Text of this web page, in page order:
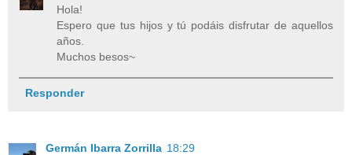
Hola!
Espero que tus hijos y tú podáis disfrutar de aquellos
años.
Muchos besos~
Responder
Germán Ibarra Zorrilla 18:29